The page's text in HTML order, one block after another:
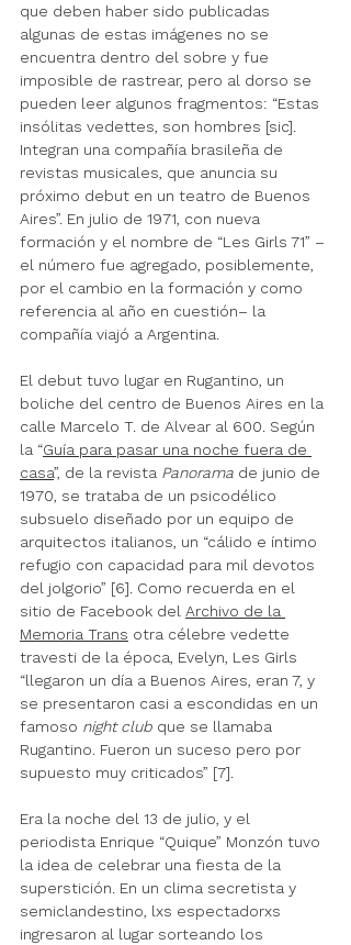
que deben haber sido publicadas
algunas de estas imágenes no se
encuentra dentro del sobre y fue
imposible de rastrear, pero al dorso se
pueden leer algunos fragmentos: “Estas
insólitas vedettes, son hombres [sic].
Integran una compañía brasileña de
revistas musicales, que anuncia su
próximo debut en un teatro de Buenos
Aires”. En julio de 1971, con nueva
formación y el nombre de “Les Girls 71” –
el número fue agregado, posiblemente,
por el cambio en la formación y como
referencia al año en cuestión– la
compañía viajó a Argentina.
El debut tuvo lugar en Rugantino, un
boliche del centro de Buenos Aires en la
calle Marcelo T. de Alvear al 600. Según
la “Guía para pasar una noche fuera de
casa”, de la revista Panorama de junio de
1970, se trataba de un psicodélico
subsuelo diseñado por un equipo de
arquitectos italianos, un “cálido e íntimo
refugio con capacidad para mil devotos
del jolgorio” [6]. Como recuerda en el
sitio de Facebook del Archivo de la
Memoria Trans otra célebre vedette
travesti de la época, Evelyn, Les Girls
“llegaron un día a Buenos Aires, eran 7, y
se presentaron casi a escondidas en un
famoso night club que se llamaba
Rugantino. Fueron un suceso pero por
supuesto muy criticados” [7].
Era la noche del 13 de julio, y el
periodista Enrique “Quique” Monzón tuvo
la idea de celebrar una fiesta de la
superstición. En un clima secretista y
semiclandestino, lxs espectadorxs
ingresaron al lugar sorteando los